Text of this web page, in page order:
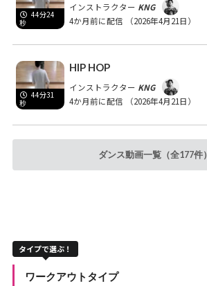
44分24
秒
インストラクター KNG
4か月前に配信
（2026年4月21日）
44分31
秒
HIP HOP
インストラクター KNG
4か月前に配信
（2026年4月21日）
ダンス動画一覧（全177件）
タイプで選ぶ！
ワークアウトタイプ